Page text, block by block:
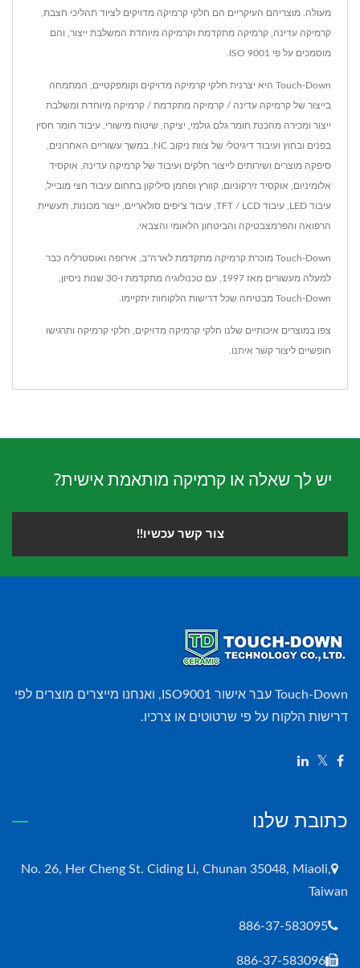
מעולה. מוצריהם העיקריים הם חלקי קרמיקה מדויקים לציוד תהליכי חצבת,
קרמיקה עדינה, קרמיקה מתקדמת וקרמיקה מיוחדת המשלבת ייצור, והם
מוסמכים על פי ISO 9001.
Touch-Down היא יצרנית חלקי קרמיקה מדויקים וקומפקטיים, המתמחה
בייצור של קרמיקה עדינה / קרמיקה מתקדמת / קרמיקה מיוחדת ומשלבת
ייצור ומכירה מהכנת חומר גלם גולמי, יציקה, שיטוח מישורי, עיבוד חומר חסין
בפנים ובחוץ ועיבוד דיגיטלי של צוות ניקוב NC. במשך עשוריים האחרונים,
סיפקה מוצרים ושירותים לייצור חלקים ועיבוד של קרמיקה עדינה, אוקסיד
אלומיניום, אוקסיד זירקוניום, קוורץ ופחמן סיליקון בתחום עיבוד חצי מובייל,
עיבוד LED, עיבוד TFT / LCD, עיבוד צ'יפים סולאריים, ייצור מכונות, תעשיית
הרפואה והפרמצבטיקה והביטחון הלאומי והצבאי.
Touch-Down מוכרת קרמיקה מתקדמת לארה"ב, אירופה ואוסטרליה כבר
למעלה מעשורים מאז 1997, עם טכנולוגיה מתקדמת ו-30 שנות ניסיון,
Touch-Down מבטיחה שכל דרישות הלקוחות יתקיימו.
צפו במוצרים איכותיים שלנו חלקי קרמיקה מדויקים חלקי קרמיקה ותרגישו
חופשיים ליצור קשר איתנו
יש לך שאלה או קרמיקה מותאמת אישית?
צור קשר עכשיו!!
Touch-Down עבר אישור ISO9001, ואנחנו מייצרים מוצרים לפי
דרישות הלקוח על פי שרטוטים או צרכיו.
כתובת שלנו
No. 26, Her Cheng St. Ciding Li, Chunan 35048, Miaoli,
Taiwan
886-37-583095
886-37-583096